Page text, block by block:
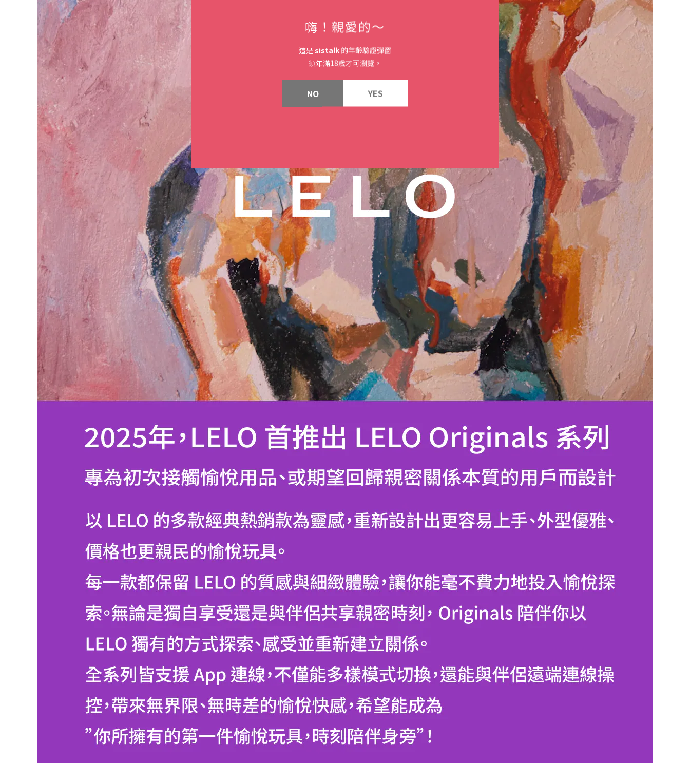
嗨！親愛的～
這是sistalk 的年齡驗證彈窗
須年滿18歲才可瀏覽。
NO YES